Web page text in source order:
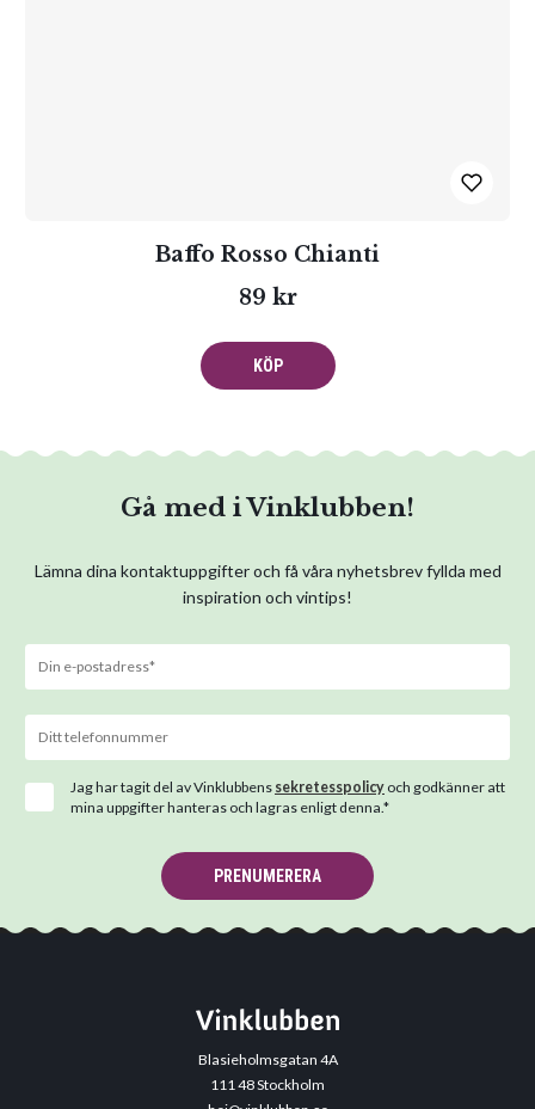
Baffo Rosso Chianti
89 kr
KÖP
Gå med i Vinklubben!
Lämna dina kontaktuppgifter och få våra nyhetsbrev fyllda med
inspiration och vintips!
Jag har tagit del av Vinklubbens sekretesspolicy och godkänner att
mina uppgifter hanteras och lagras enligt denna.*
PRENUMERERA
Blasieholmsgatan 4A
111 48 Stockholm